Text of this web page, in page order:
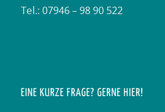
Tel.: 07946 – 98 90 522
EINE KURZE FRAGE? GERNE HIER!